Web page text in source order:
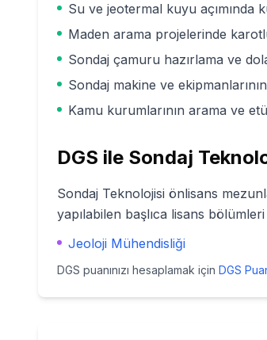
Su ve jeotermal kuyu açımında
Maden arama projelerinde
Sondaj çamuru hazırlama ve
Sondaj makine ve
Kamu kurumlarının arama ve
DGS ile Sondaj
Sondaj Teknolojisi önlisans
yapılabilen başlıca lisans
Jeoloji Mühendisliği
DGS puanınızı hesaplamak için DGS